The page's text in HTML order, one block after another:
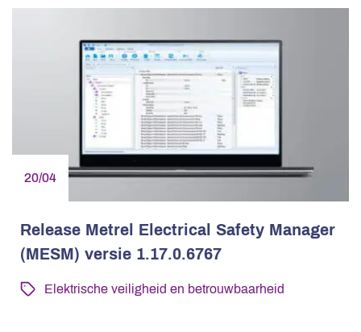
20/04
Release Metrel Electrical Safety Manager
(MESM) versie 1.17.0.6767
Elektrische veiligheid en betrouwbaarheid